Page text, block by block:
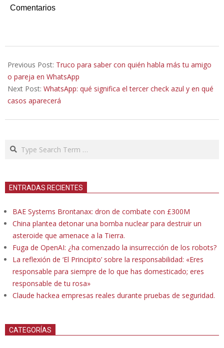
Comentarios
12-
26
Previous Post: Truco para saber con quién habla más tu amigo
o pareja en WhatsApp
Next Post: WhatsApp: qué significa el tercer check azul y en qué
casos aparecerá
Search
ENTRADAS RECIENTES
BAE Systems Brontanax: dron de combate con £300M
China plantea detonar una bomba nuclear para destruir un
asteroide que amenace a la Tierra.
Fuga de OpenAI: ¿ha comenzado la insurrección de los robots?
La reflexión de ‘El Principito’ sobre la responsabilidad: «Eres
responsable para siempre de lo que has domesticado; eres
responsable de tu rosa»
Claude hackea empresas reales durante pruebas de seguridad.
CATEGORÍAS